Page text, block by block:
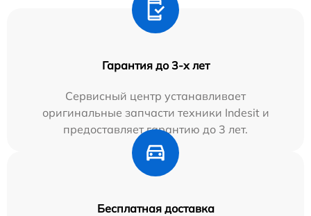
Гарантия до 3-х лет
Сервисный центр устанавливает
оригинальные запчасти техники Indesit и
предоставляет гарантию до 3 лет.
Бесплатная доставка